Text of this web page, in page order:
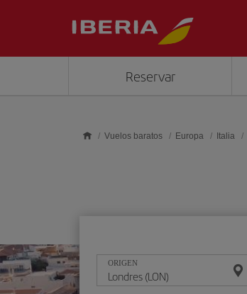
Reservar
Vuelos baratos Europa Italia
ORIGEN